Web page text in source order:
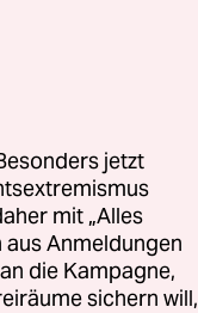
jetzt
mit „Alles
aus Anmeldungen
die Kampagne,
sichern will,